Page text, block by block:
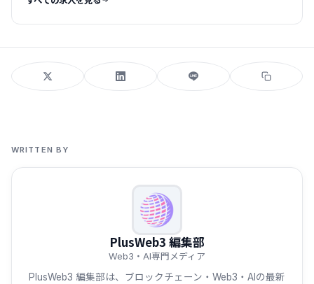
WRITTEN BY
PlusWeb3 編集部
Web3・AI専門メディア
PlusWeb3 編集部は、ブロックチェーン・Web3・AIの最新